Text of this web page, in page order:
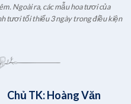
Ngoài ra, các mẫu hoa tươi của
tươi tối thiểu 3 ngày trong điều kiện
Chủ TK: Hoàng Văn